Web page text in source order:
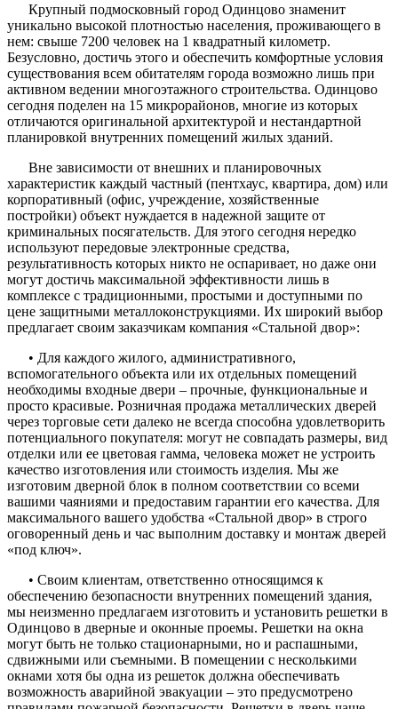
Крупный подмосковный город Одинцово знаменит
уникально высокой плотностью населения, проживающего в
нем: свыше 7200 человек на 1 квадратный километр.
Безусловно, достичь этого и обеспечить комфортные условия
существования всем обитателям города возможно лишь при
активном ведении многоэтажного строительства. Одинцово
сегодня поделен на 15 микрорайонов, многие из которых
отличаются оригинальной архитектурой и нестандартной
планировкой внутренних помещений жилых зданий.
Вне зависимости от внешних и планировочных
характеристик каждый частный (пентхаус, квартира, дом) или
корпоративный (офис, учреждение, хозяйственные
постройки) объект нуждается в надежной защите от
криминальных посягательств. Для этого сегодня нередко
используют передовые электронные средства,
результативность которых никто не оспаривает, но даже они
могут достичь максимальной эффективности лишь в
комплексе с традиционными, простыми и доступными по
цене защитными металлоконструкциями. Их широкий выбор
предлагает своим заказчикам компания «Стальной двор»:
• Для каждого жилого, административного,
вспомогательного объекта или их отдельных помещений
необходимы входные двери – прочные, функциональные и
просто красивые. Розничная продажа металлических дверей
через торговые сети далеко не всегда способна удовлетворить
потенциального покупателя: могут не совпадать размеры, вид
отделки или ее цветовая гамма, человека может не устроить
качество изготовления или стоимость изделия. Мы же
изготовим дверной блок в полном соответствии со всеми
вашими чаяниями и предоставим гарантии его качества. Для
максимального вашего удобства «Стальной двор» в строго
оговоренный день и час выполним доставку и монтаж дверей
«под ключ».
• Своим клиентам, ответственно относящимся к
обеспечению безопасности внутренних помещений здания,
мы неизменно предлагаем изготовить и установить решетки в
Одинцово в дверные и оконные проемы. Решетки на окна
могут быть не только стационарными, но и распашными,
сдвижными или съемными. В помещении с несколькими
окнами хотя бы одна из решеток должна обеспечивать
возможность аварийной эвакуации – это предусмотрено